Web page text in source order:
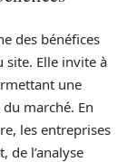
des bénéfices
site. Elle invite à
une
marché. En
les entreprises
de l’analyse